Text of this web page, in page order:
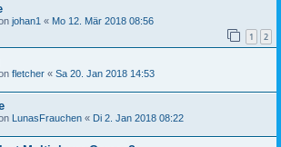
johan1 « Mo 12. Mär 2018 08:56
1 2
fletcher « Sa 20. Jan 2018 14:53
LunasFrauchen « Di 2. Jan 2018 08:22